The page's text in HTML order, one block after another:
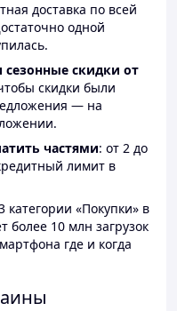
доставка по всей
одной
сезонные скидки от
скидки были
— на
частями: от 2 до
лимит в
категории «Покупки» в
более 10 млн загрузок
где и когда